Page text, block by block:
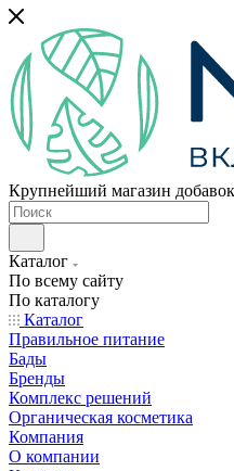
Крупнейший магазин
Каталог
По всему сайту
По каталогу
Каталог
Правильное питание
Бады
Бренды
Комплекс решений
Органическая косметика
Компания
О компании